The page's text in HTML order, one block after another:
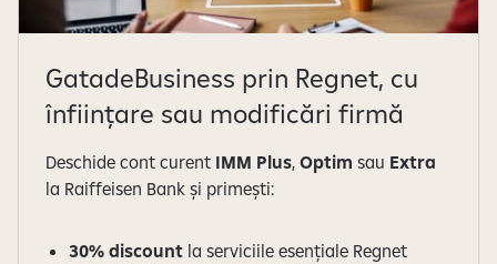
GatadeBusiness prin Regnet, cu
înființare sau modificări firmă
Deschide cont curent IMM Plus, Optim sau Extra
la Raiffeisen Bank și primești:
30% discountla serviciile esențiale Regnet